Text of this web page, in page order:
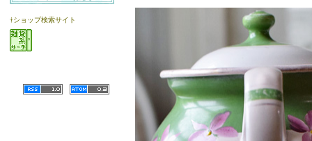
†ショップ検索サイト